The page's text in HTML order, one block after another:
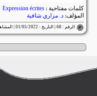
كلمات مفتاحية :Expression écrites
المؤلف:د. مزاري شافية
الرقم : 68 | التاريخ : 01/05/2022 | المشاهدات :